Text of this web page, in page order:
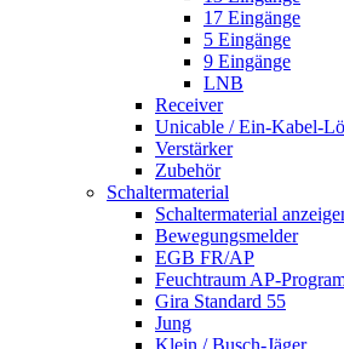
17 Eingänge
5 Eingänge
9 Eingänge
LNB
Receiver
Unicable / Ein-Kabel-
Verstärker
Zubehör
Schaltermaterial
Schaltermaterial
Bewegungsmelder
EGB FR/AP
Feuchtraum AP-
Gira Standard 55
Jung